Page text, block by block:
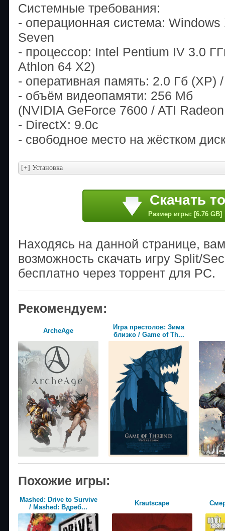
Системные требования:
- операционная система:
Seven
- процессор: Intel Pentium IV 3.0
Athlon 64 X2)
- оперативная память: 2.0 Гб (XP)
- объём видеопамяти: 256 Мб
(NVIDIA GeForce 7600 / ATI
- DirectX: 9.0с
- свободное место на жёстком
Скачать
Размер игры: [6.76 GB]
Находясь на данной странице,
возможность скачать игру Split/
бесплатно через торрент для PC.
Рекомендуем:
ArcheAge
Игра престолов: Зима
близко / Game of Th...
Похожие игры:
Mashed: Drive to Survive
/ Mashed: Вдреб...
Krautscape